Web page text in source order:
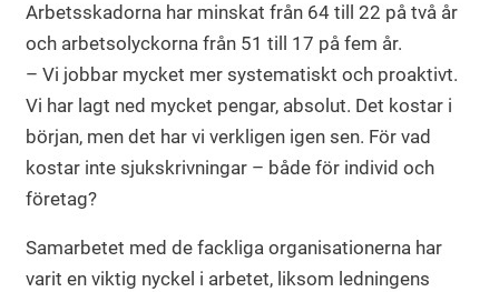
Arbetsskadorna har minskat från 64 till 22 på två år
och arbetsolyckorna från 51 till 17 på fem år.
– Vi jobbar mycket mer systematiskt och proaktivt.
Vi har lagt ned mycket pengar, absolut. Det kostar i
början, men det har vi verkligen igen sen. För vad
kostar inte sjukskrivningar – både för individ och
företag?
Samarbetet med de fackliga organisationerna har
varit en viktig nyckel i arbetet, liksom ledningens